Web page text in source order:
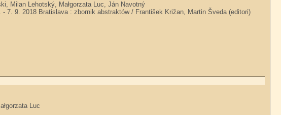
Milan Lehotský, Małgorzata Luc, Ján Navotný
9. 2018 Bratislava : zbornik abstraktów / František Križan, Martin Šveda (editori)
Luc